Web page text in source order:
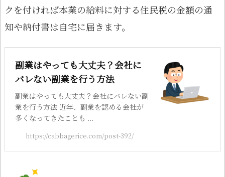
クを付ければ本業の給料に対する住民税の金額の通
知や納付書は自宅に届きます。
副業はやっても大丈夫？会社に
バレない副業を行う方法
副業はやっても大丈夫？会社にバレない副
業を行う方法 近年、副業を認める会社が
多くなってきたことも ...
https://cabbagerice.com/post-392/